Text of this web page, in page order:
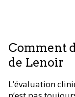
Comment
de Lenoir
L’évaluation